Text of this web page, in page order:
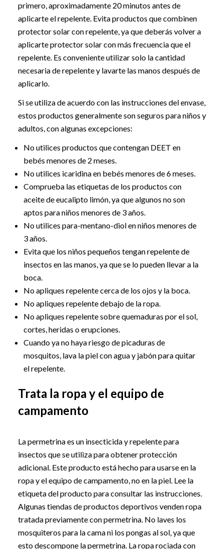
primero, aproximadamente 20 minutos antes de
aplicarte el repelente. Evita productos que combinen
protector solar con repelente, ya que deberás volver a
aplicarte protector solar con más frecuencia que el
repelente. Es conveniente utilizar solo la cantidad
necesaria de repelente y lavarte las manos después de
aplicarlo.
Si se utiliza de acuerdo con las instrucciones del envase,
estos productos generalmente son seguros para niños y
adultos, con algunas excepciones:
No utilices productos que contengan DEET en
bebés menores de 2 meses.
No utilices icaridina en bebés menores de 6 meses.
Comprueba las etiquetas de los productos con
aceite de eucalipto limón, ya que algunos no son
aptos para niños menores de 3 años.
No utilices para-mentano-diol en niños menores de
3 años.
Evita que los niños pequeños tengan repelente de
insectos en las manos, ya que se lo pueden llevar a la
boca.
No apliques repelente cerca de los ojos y la boca.
No apliques repelente debajo de la ropa.
No apliques repelente sobre quemaduras por el sol,
cortes, heridas o erupciones.
Cuando ya no haya riesgo de picaduras de
mosquitos, lava la piel con agua y jabón para quitar
el repelente.
Trata la ropa y el equipo de
campamento
La permetrina es un insecticida y repelente para
insectos que se utiliza para obtener protección
adicional. Este producto está hecho para usarse en la
ropa y el equipo de campamento, no en la piel. Lee la
etiqueta del producto para consultar las instrucciones.
Algunas tiendas de productos deportivos venden ropa
tratada previamente con permetrina. No laves los
mosquiteros para la cama ni los pongas al sol, ya que
esto descompone la permetrina. La ropa rociada con